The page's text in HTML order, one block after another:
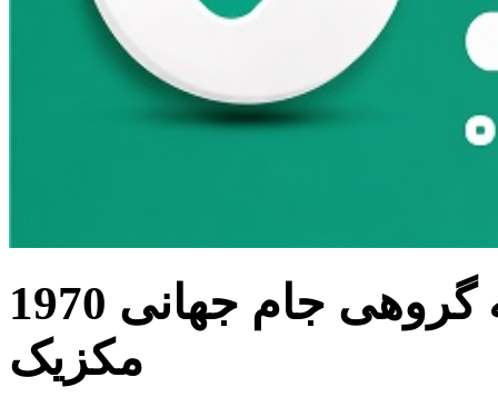
بازی ایتالیا و سوئد در مرحله گروهی جام جهانی 1970
مکزیک